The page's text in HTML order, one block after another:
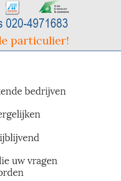
particulier!